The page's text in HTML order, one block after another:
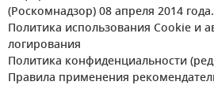
(Роскомнадзор) 08 апреля 2014 года.
Политика использования Cookie и
логирования
Политика конфиденциальности
Правила применения